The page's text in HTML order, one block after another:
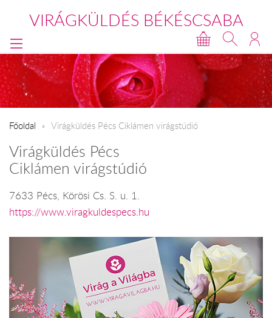
VIRÁGKÜLDÉS BÉKÉSCSABA
Főoldal Virágküldés Pécs Ciklámen virágstúdió
Virágküldés Pécs
Ciklámen virágstúdió
7633 Pécs, Körösi Cs. S. u. 1.
https://www.viragkuldespecs.hu